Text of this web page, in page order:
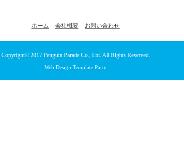
ホーム 会社概要 お問い合わせ
Copyright© 2017 Penguin Parade Co., Ltd. All Rights Reserved.
Web Design:Template-Party